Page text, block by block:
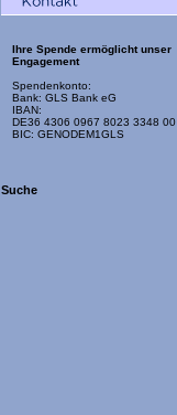
Ihre Spende ermöglicht unser
Engagement
Spendenkonto:
Bank: GLS Bank eG
IBAN:
DE36 4306 0967 8023 3348 00
BIC: GENODEM1GLS
Suche